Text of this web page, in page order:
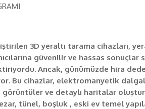
3D yeraltı tarama cihazları,
güvenilir ve hassas
Ancak, günümüzde hira
Bu cihazlar, elektromanyetik
görüntüler ve detaylı haritalar
tünel, boşluk , eski ev temel